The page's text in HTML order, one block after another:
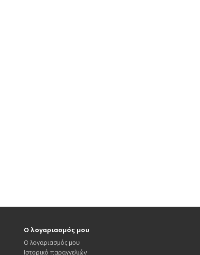
Ο λογαριασμός μου
Ο λογαριασμός μου
Ιστορικό παραγγελιών